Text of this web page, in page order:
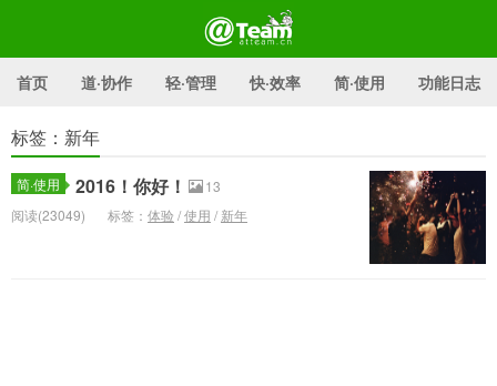
首页 道·协作 轻·管理 快·效率 简·使用 功能日志
标签：新年
简·使用 2016！你好！
13
阅读(23049)
标签： 体验 /使用 / 新年